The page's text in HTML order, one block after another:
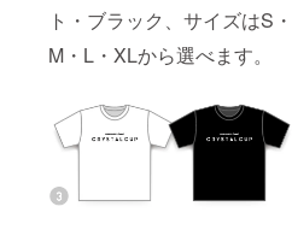
ト・ブラック、サイズはS・
M・L・XLから選べます。